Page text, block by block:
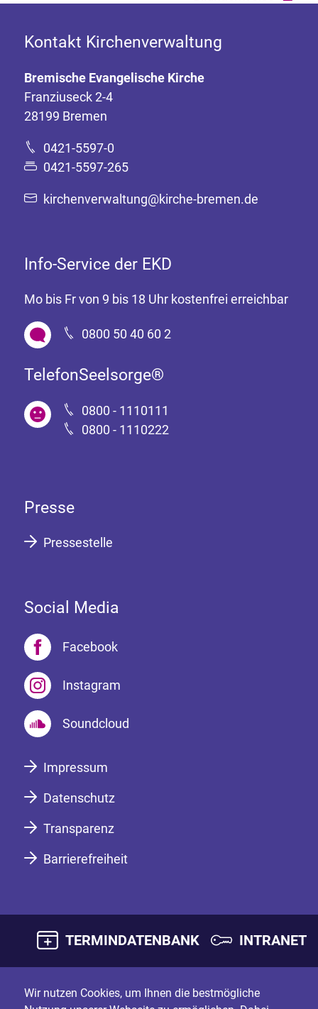
Kontakt Kirchenverwaltung
Bremische Evangelische Kirche
Franziuseck 2-4
28199 Bremen
0421-5597-0
0421-5597-265
kirchenverwaltung@kirche-bremen.de
Info-Service der EKD
Mo bis Fr von 9 bis 18 Uhr kostenfrei erreichbar
0800 50 40 60 2
TelefonSeelsorge®
0800 - 1110111
0800 - 1110222
Presse
Pressestelle
Social Media
Facebook
Instagram
Soundcloud
Impressum
Datenschutz
Transparenz
Barrierefreiheit
TERMINDATENBANK INTRANET
Wir nutzen Cookies, um Ihnen die bestmögliche